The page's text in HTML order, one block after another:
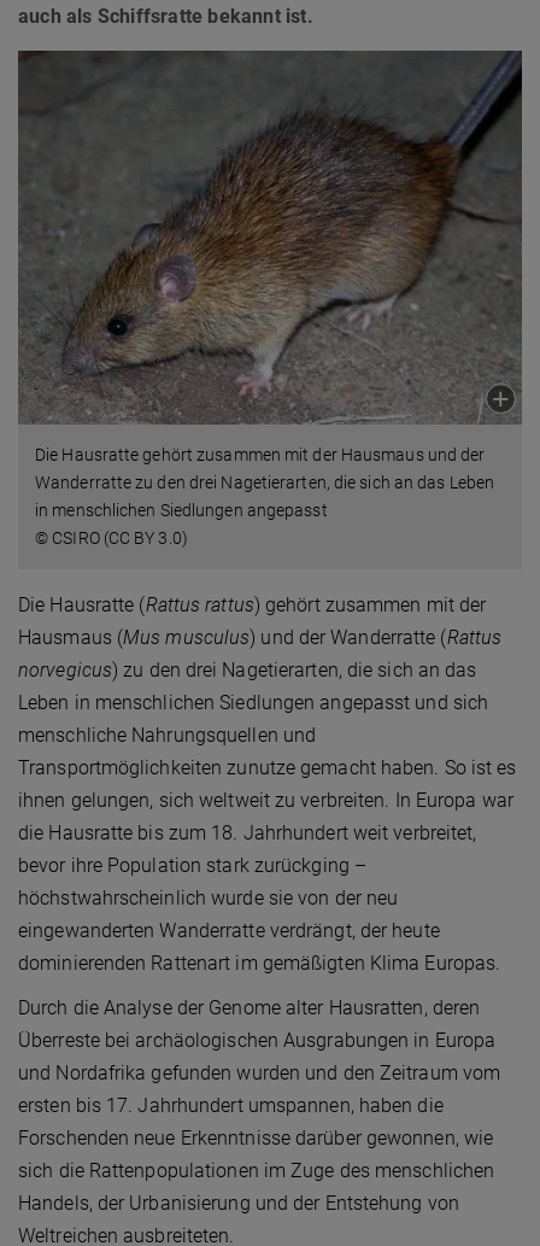
auch als Schiffsratte bekannt ist.
Die Hausratte gehört zusammen mit der Hausmaus und der
Wanderratte zu den drei Nagetierarten, die sich an das Leben
in menschlichen Siedlungen angepasst
© CSIRO (CC BY 3.0)
Die Hausratte (Rattus rattus) gehört zusammen mit der
Hausmaus (Mus musculus) und der Wanderratte (Rattus
norvegicus) zu den drei Nagetierarten, die sich an das
Leben in menschlichen Siedlungen angepasst und sich
menschliche Nahrungsquellen und
Transportmöglichkeiten zunutze gemacht haben. So ist es
ihnen gelungen, sich weltweit zu verbreiten. In Europa war
die Hausratte bis zum 18. Jahrhundert weit verbreitet,
bevor ihre Population stark zurückging –
höchstwahrscheinlich wurde sie von der neu
eingewanderten Wanderratte verdrängt, der heute
dominierenden Rattenart im gemäßigten Klima Europas.
Durch die Analyse der Genome alter Hausratten, deren
Überreste bei archäologischen Ausgrabungen in Europa
und Nordafrika gefunden wurden und den Zeitraum vom
ersten bis 17. Jahrhundert umspannen, haben die
Forschenden neue Erkenntnisse darüber gewonnen, wie
sich die Rattenpopulationen im Zuge des menschlichen
Handels, der Urbanisierung und der Entstehung von
Weltreichen ausbreiteten.